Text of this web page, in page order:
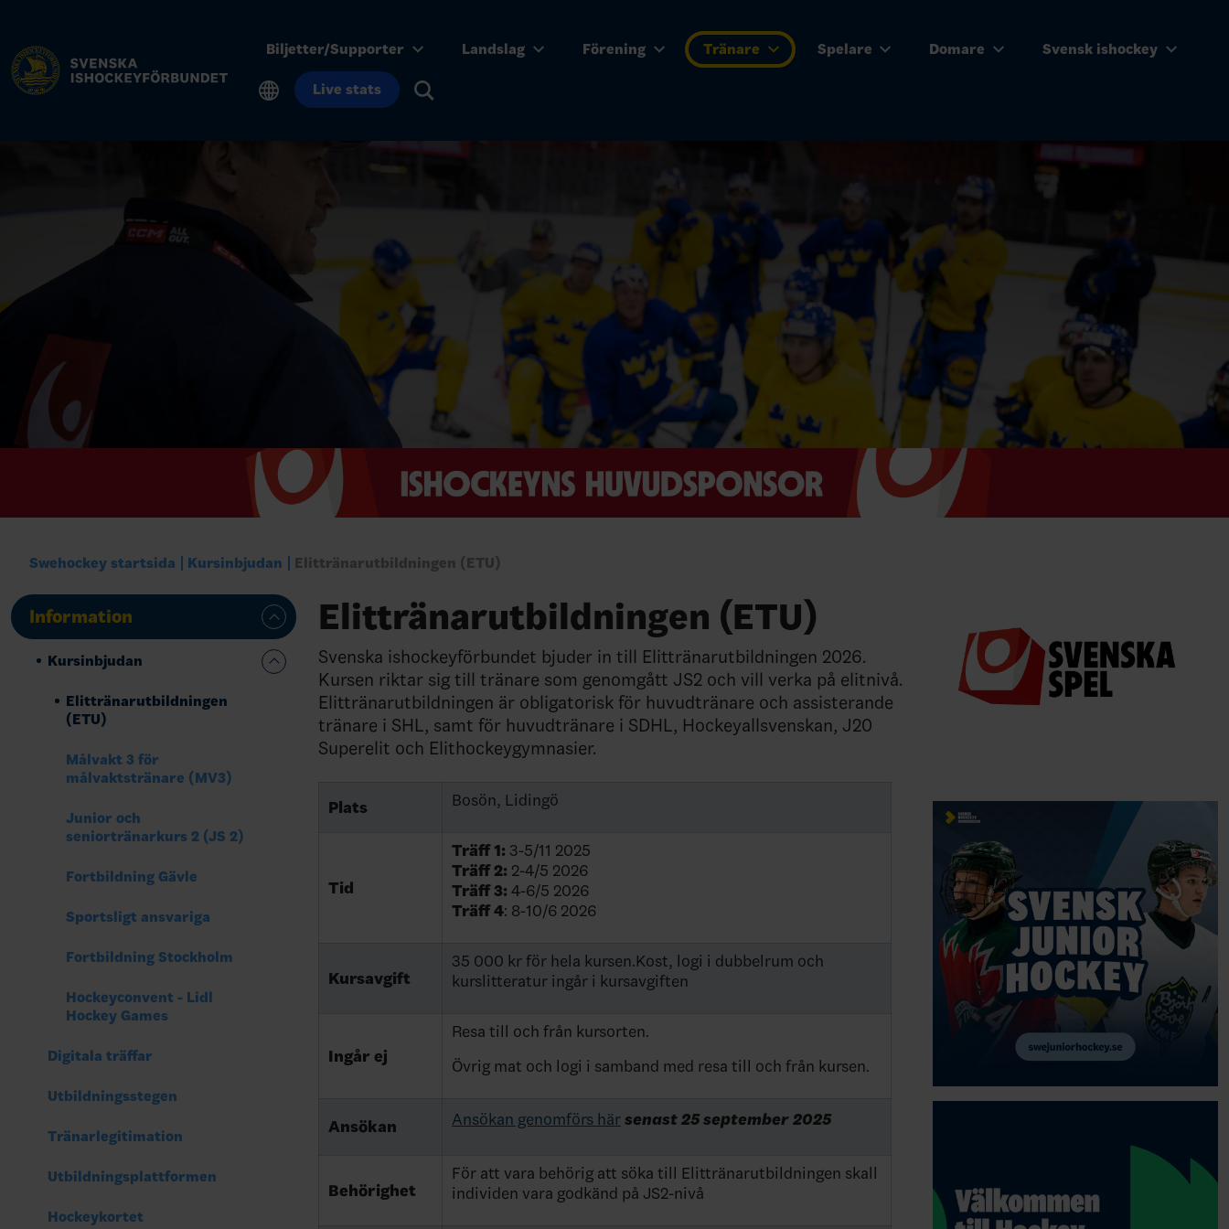
Biljetter/Supporter Landslag Förening Tränare Spelare Domare Svensk ishockey
Live stats
Swehockey startsida Kursinbjudan Elittränarutbildningen (ETU)
Information
Kursinbjudan
Elittränarutbildningen
(ETU)
Målvakt 3 för
målvaktstränare (MV3)
Junior och
seniortränarkurs 2 (JS 2)
Fortbildning Gävle
Sportsligt ansvariga
Fortbildning Stockholm
Hockeyconvent - Lidl
Hockey Games
Digitala träffar
Utbildningsstegen
Tränarlegitimation
Utbildningsplattformen
Hockeykortet
Elittränarutbildningen (ETU)
Svenska ishockeyförbundet bjuder in till Elittränarutbildningen 2026.
Kursen riktar sig till tränare som genomgått JS2 och vill verka på elitnivå.
Elittränarutbildningen är obligatorisk för huvudtränare och assisterande
tränare i SHL, samt för huvudtränare i SDHL, Hockeyallsvenskan, J20
Superelit och Elithockeygymnasier.
Plats Bosön, Lidingö
Tid
Träff 1: 3-5/11 2025
Träff 2: 2-4/5 2026
Träff 3: 4-6/5 2026
Träff 4: 8-10/6 2026
Kursavgift
35 000 kr för hela kursen.Kost, logi i dubbelrum och
kurslitteratur ingår i kursavgiften
Ingår ej
Resa till och från kursorten.
Övrig mat och logi i samband med resa till och från kursen.
Ansökan Ansökan genomförs härsenast 25 september 2025
Behörighet
För att vara behörig att söka till Elittränarutbildningen skall
individen vara godkänd på JS2-nivå